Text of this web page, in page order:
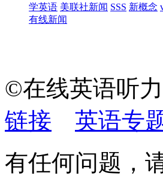
学英语 美联社新闻 SSS 新概念
有线新闻
©在线英语
链接
英语专
有任何问题，